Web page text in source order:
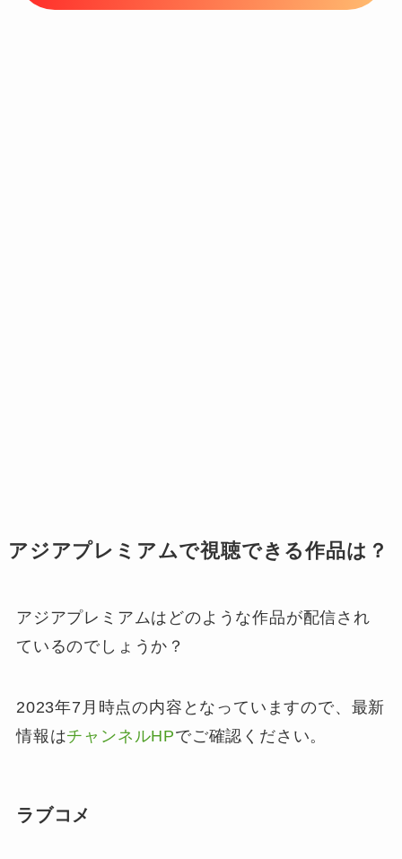
アジアプレミアムで視聴できる作品は？
アジアプレミアムはどのような作品が配信され
ているのでしょうか？
2023年7月時点の内容となっていますので、最新
情報はチャンネルHPでご確認ください。
ラブコメ